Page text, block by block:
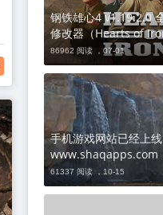
钢铁雄心4 v1.19.2.0
修改器（Hearts of
86962 阅读 ， 07-01
手机游戏网站已经上
www.shaqapps.com
61337 阅读 ， 10-15